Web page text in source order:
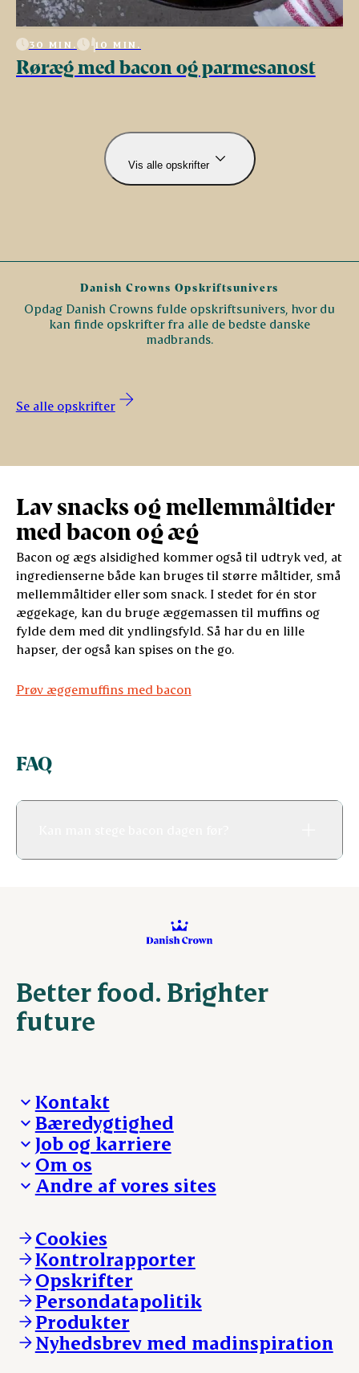
30 MIN. 10 MIN.
Røræg med bacon og parmesanost
Vis alle opskrifter
Danish Crowns Opskriftsunivers
Opdag Danish Crowns fulde opskriftsunivers, hvor du
kan finde opskrifter fra alle de bedste danske
madbrands.
Se alle opskrifter
Lav snacks og mellemmåltider
med bacon og æg
Bacon og ægs alsidighed kommer også til udtryk ved, at
ingredienserne både kan bruges til større måltider, små
mellemmåltider eller som snack. I stedet for én stor
æggekage, kan du bruge æggemassen til muffins og
fylde dem med dit yndlingsfyld. Så har du en lille
hapser, der også kan spises on the go.
Prøv æggemuffins med bacon
FAQ
Better food. Brighter
future
Kontakt
Besøg Danish Crown
Presse og nyheder
Reklamationer
Whistleblower
Øvrige henvendelser
Bæredygtighed
Fra jord til bord
Hverdagen
Ansvarlighed og nøgletal
Job og karriere
Arbejd med os
Ledige stillinger
Om os
Hvem er vi
Vores resultater
Vores lokationer
Kontakt
Andre af vores sites
Andelsejere - kreatur
Danishcrownprofessional.com
DAT-Schaub.com
ESS-FOOD.com
Fonden Dansk Gastronomi
KLS.se
nordicspoor.com
Scanhide.dk
Cookies
Kontrolrapporter
Opskrifter
Persondatapolitik
Produkter
Nyhedsbrev med madinspiration